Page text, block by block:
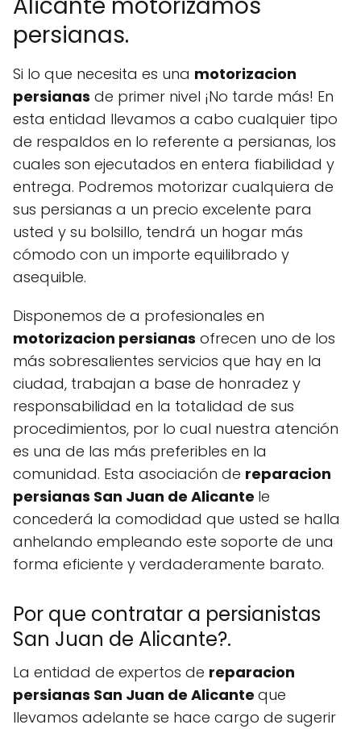
Alicante motorizamos
persianas.
Si lo que necesita es una motorizacion
persianas de primer nivel ¡No tarde más! En
esta entidad llevamos a cabo cualquier tipo
de respaldos en lo referente a persianas, los
cuales son ejecutados en entera fiabilidad y
entrega. Podremos motorizar cualquiera de
sus persianas a un precio excelente para
usted y su bolsillo, tendrá un hogar más
cómodo con un importe equilibrado y
asequible.
Disponemos de a profesionales en
motorizacion persianas ofrecen uno de los
más sobresalientes servicios que hay en la
ciudad, trabajan a base de honradez y
responsabilidad en la totalidad de sus
procedimientos, por lo cual nuestra atención
es una de las más preferibles en la
comunidad. Esta asociación de reparacion
persianas San Juan de Alicante le
concederá la comodidad que usted se halla
anhelando empleando este soporte de una
forma eficiente y verdaderamente barato.
Por que contratar a persianistas
San Juan de Alicante?.
La entidad de expertos de reparacion
persianas San Juan de Alicante que
llevamos adelante se hace cargo de sugerir